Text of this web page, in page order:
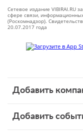
Сетевое издание VIBIRAI.RU
сфере связи,
(Роскомнадзор).
20.07.2017 года
Добавить
Добавить